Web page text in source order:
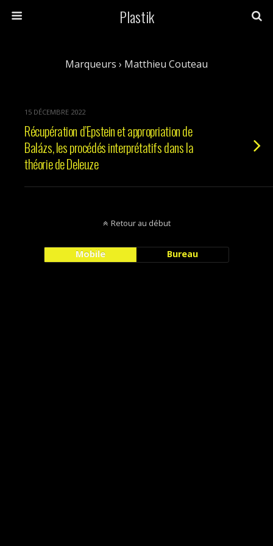
Plastik
Marqueurs › Matthieu Couteau
15 DÉCEMBRE 2022
Récupération d’Epstein et appropriation de
Balázs, les procédés interprétatifs dans la
théorie de Deleuze
Retour au début
Mobile Bureau